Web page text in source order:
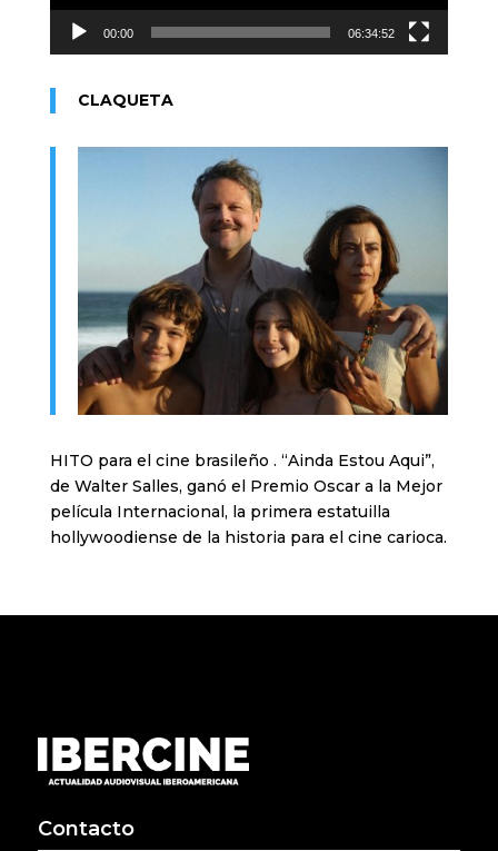
00:00 06:34:52
CLAQUETA
HITO para el cine brasileño . “Ainda Estou Aqui”,
de Walter Salles, ganó el Premio Oscar a la Mejor
película Internacional, la primera estatuilla
hollywoodiense de la historia para el cine carioca.
Contacto